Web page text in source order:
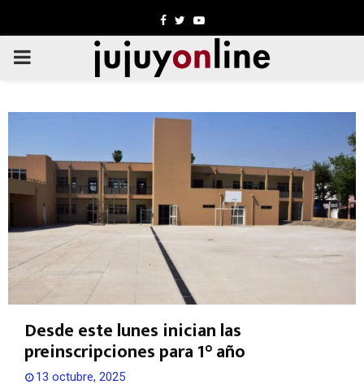
Facebook
TwitterYoutube
PRIMARY
Desde este lunes inician las
preinscripciones para 1° año
13 octubre, 2025